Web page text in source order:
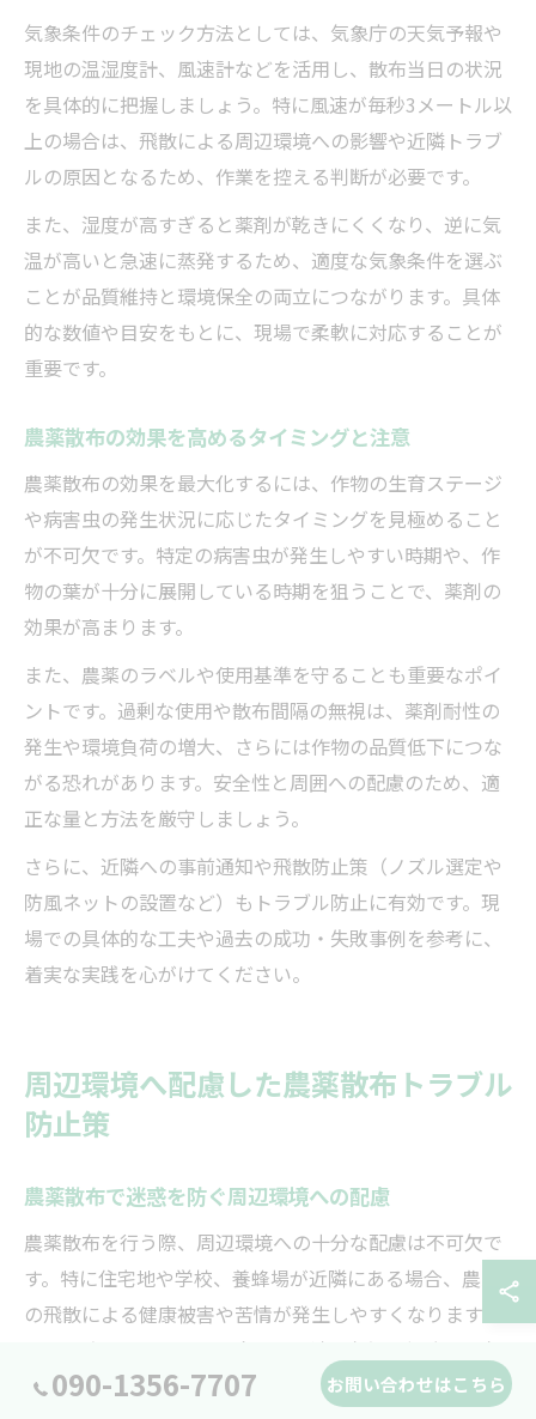
気象条件のチェック方法としては、気象庁の天気予報や
現地の温湿度計、風速計などを活用し、散布当日の状況
を具体的に把握しましょう。特に風速が毎秒3メートル以
上の場合は、飛散による周辺環境への影響や近隣トラブ
ルの原因となるため、作業を控える判断が必要です。
また、湿度が高すぎると薬剤が乾きにくくなり、逆に気
温が高いと急速に蒸発するため、適度な気象条件を選ぶ
ことが品質維持と環境保全の両立につながります。具体
的な数値や目安をもとに、現場で柔軟に対応することが
重要です。
農薬散布の効果を高めるタイミングと注意
農薬散布の効果を最大化するには、作物の生育ステージ
や病害虫の発生状況に応じたタイミングを見極めること
が不可欠です。特定の病害虫が発生しやすい時期や、作
物の葉が十分に展開している時期を狙うことで、薬剤の
効果が高まります。
また、農薬のラベルや使用基準を守ることも重要なポイ
ントです。過剰な使用や散布間隔の無視は、薬剤耐性の
発生や環境負荷の増大、さらには作物の品質低下につな
がる恐れがあります。安全性と周囲への配慮のため、適
正な量と方法を厳守しましょう。
さらに、近隣への事前通知や飛散防止策（ノズル選定や
防風ネットの設置など）もトラブル防止に有効です。現
場での具体的な工夫や過去の成功・失敗事例を参考に、
着実な実践を心がけてください。
周辺環境へ配慮した農薬散布トラブル
防止策
農薬散布で迷惑を防ぐ周辺環境への配慮
農薬散布を行う際、周辺環境への十分な配慮は不可欠で
す。特に住宅地や学校、養蜂場が近隣にある場合、農薬
の飛散による健康被害や苦情が発生しやすくなります。
これを防ぐためには、風向きや風速、気温、湿度など気
象条件を事前に確認し、農薬が予想外の方向へ流れない
090-1356-7707 お問い合わせはこちら